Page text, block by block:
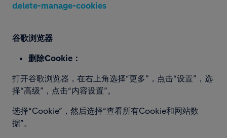
delete-manage-cookies
谷歌浏览器
删除Cookie：
打开谷歌浏览器，在右上角选择“更多”，点击“设置”，选
择“高级”，点击“内容设置”。
选择“Cookie”，然后选择“查看所有Cookie和网站数
据”。